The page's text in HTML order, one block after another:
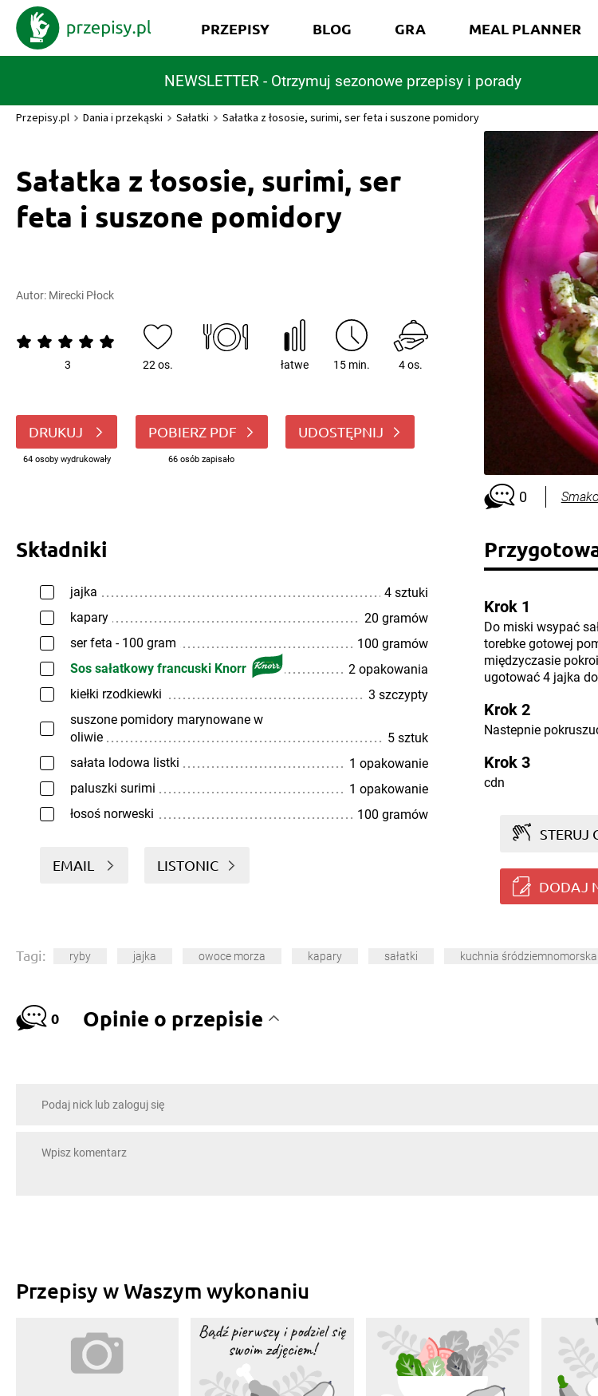
NEWSLETTER - Otrzymuj sezonowe przepisy i porady
PRZEPISY BLOG GRA MEAL PLANNER
Przepisy.pl Dania i przekąski Sałatki Sałatka z łososie, surimi, ser feta i suszone pomidory
Sałatka z łososie, surimi, ser
feta i suszone pomidory
Autor: Mirecki Płock
3 22 os. łatwe 15 min. 4 os.
DRUKUJ
64 osoby wydrukowały
POBIERZ PDF
66 osób zapisało
UDOSTĘPNIJ
0
Składniki
jajka
4 sztuki
kapary
20 gramów
ser feta - 100 gram
100 gramów
Sos sałatkowy francuski Knorr
2 opakowania
kiełki rzodkiewki
3 szczypty
suszone pomidory marynowane w
oliwie
5 sztuk
sałata lodowa listki
1 opakowanie
paluszki surimi
1 opakowanie
łosoś norweski
100 gramów
EMAIL LISTONIC
Krok 1
Do miski wsypać
torebke gotowej
międzyczasie
ugotować 4 jajka
Krok 2
Nastepnie
Krok 3
cdn
STERUJ
DODAJ
Tagi: ryby jajka owoce morza kapary sałatki kuchnia śródziemnomorska
0 Opinie o przepisie
Przepisy w Waszym wykonaniu